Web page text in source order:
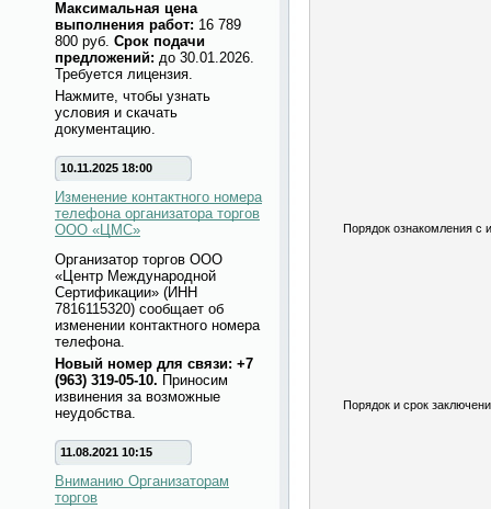
Максимальная цена
выполнения работ: 16 789
800 руб. Срок подачи
предложений: до 30.01.2026.
Требуется лицензия.
Нажмите, чтобы узнать
условия и скачать
документацию.
10.11.2025 18:00
Изменение контактного номера
телефона организатора торгов
ООО «ЦМС»
Организатор торгов ООО
«Центр Международной
Сертификации» (ИНН
7816115320) сообщает об
изменении контактного номера
телефона.
Новый номер для связи: +7
(963) 319-05-10. Приносим
извинения за возможные
неудобства.
11.08.2021 10:15
Вниманию Организаторам
торгов
Порядок ознакомления с
Порядок и срок